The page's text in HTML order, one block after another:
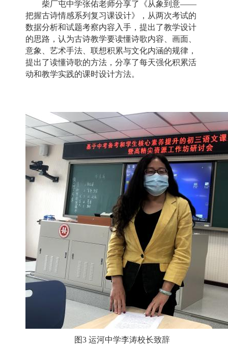
柴厂屯中学张佑老师分享了《从象到意——
把握古诗情感系列复习课设计》，从两次考试的
数据分析和试题考察内容入手，提出了教学设计
的思路，认为古诗教学要读懂诗歌内容、画面、
意象、艺术手法、联想积累与文化内涵的规律，
提出了读懂诗歌的方法，分享了每天强化积累活
动和教学实践的课时设计方法。
图3 运河中学李涛校长致辞